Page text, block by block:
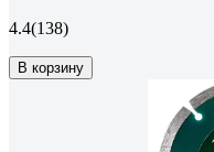
4.4(138)
В корзину